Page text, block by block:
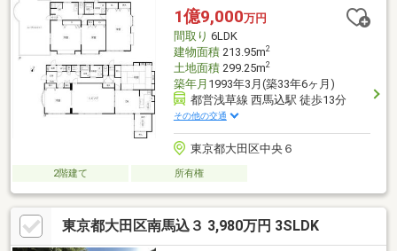
っきりとみせられます。■徒歩圏内にスーパーやコンビニなどが
あり生活利便性◎【無料】お車送迎サービスを実施しておりま
1億9,000万円
間取り 6LDK
建物面積213.95m2
土地面積299.25m2
築年月 1993年3月(築33年6ヶ月)
都営浅草線 西馬込駅 徒歩13分
その他の交通
東京都大田区中央６
2階建て 所有権
東京都大田区南馬込３ 3,980万円 3SLDK